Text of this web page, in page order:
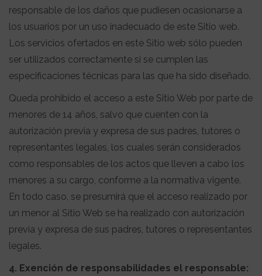
responsable de los daños que pudiesen ocasionarse a
los usuarios por un uso inadecuado de este Sitio web.
Los servicios ofertados en este Sitio web sólo pueden
ser utilizados correctamente si se cumplen las
especificaciones técnicas para las que ha sido diseñado.
Queda prohibido el acceso a este Sitio Web por parte de
menores de 14 años, salvo que cuenten con la
autorización previa y expresa de sus padres, tutores o
representantes legales, los cuales serán considerados
como responsables de los actos que lleven a cabo los
menores a su cargo, conforme a la normativa vigente.
En todo caso, se presumirá que el acceso realizado por
un menor al Sitio Web se ha realizado con autorización
previa y expresa de sus padres, tutores o representantes
legales.
4. Exención de responsabilidades el responsable: